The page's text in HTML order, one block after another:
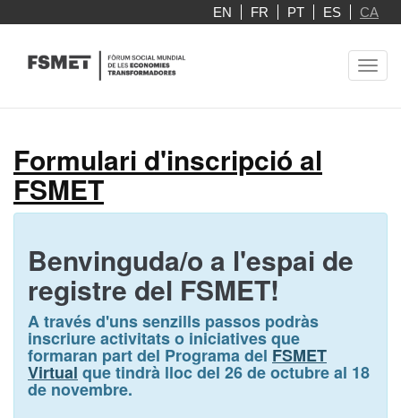
EN FR PT ES CA
Formulari d'inscripció al
FSMET
Benvinguda/o a l'espai de
registre del FSMET!
A través d'uns senzills passos podràs
inscriure activitats o iniciatives que
formaran part del Programa del FSMET
Virtual que tindrà lloc del 26 de octubre al 18
de novembre.